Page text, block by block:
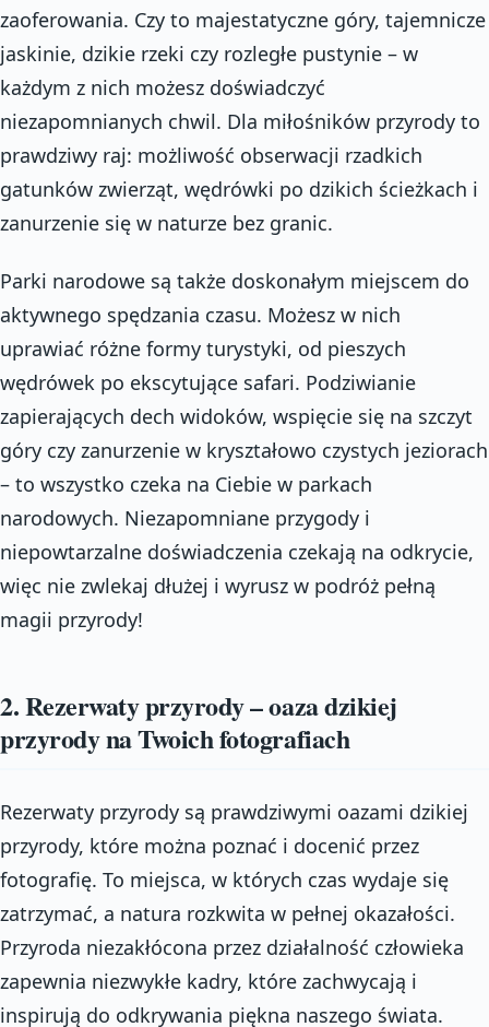
zaoferowania. Czy to majestatyczne góry, tajemnicze
jaskinie, dzikie rzeki czy rozległe pustynie – w
każdym z nich możesz doświadczyć
niezapomnianych chwil. Dla miłośników przyrody to
prawdziwy raj: możliwość obserwacji rzadkich
gatunków zwierząt, wędrówki po dzikich ścieżkach i
zanurzenie się w naturze bez granic.
Parki narodowe są także doskonałym miejscem do
aktywnego spędzania czasu. Możesz w nich
uprawiać różne formy turystyki, od pieszych
wędrówek po ekscytujące safari. Podziwianie
zapierających dech widoków, wspięcie się na szczyt
góry czy zanurzenie w kryształowo czystych jeziorach
– to wszystko czeka na Ciebie w parkach
narodowych. Niezapomniane przygody i
niepowtarzalne doświadczenia czekają na odkrycie,
więc nie zwlekaj dłużej i wyrusz w podróż pełną
magii przyrody!
2. Rezerwaty przyrody – oaza dzikiej
przyrody na Twoich fotografiach
Rezerwaty przyrody są prawdziwymi oazami dzikiej
przyrody, które można poznać i docenić przez
fotografię. To miejsca, w których czas wydaje się
zatrzymać, a natura rozkwita w pełnej okazałości.
Przyroda niezakłócona przez działalność człowieka
zapewnia niezwykłe kadry, które zachwycają i
inspirują do odkrywania piękna naszego świata.